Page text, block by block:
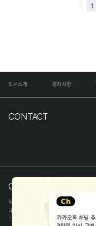
회사소개 공지사항
CONTACT
COMPANY INFO
상호
(주)해피프린스
대표
TEL
1668-1570